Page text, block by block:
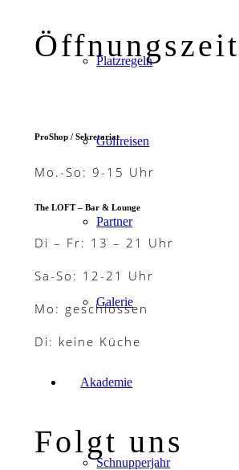
Platzregeln
Golfreisen
Partner
Galerie
Akademie
Schnupperjahr
ProShop / Sekretariat
Mo.-So: 9-15 Uhr
The LOFT – Bar & Lounge
Di – Fr: 13 – 21 Uhr
Sa-So: 12-21 Uhr
Mo: geschlossen
Di: keine Küche
Folgt uns